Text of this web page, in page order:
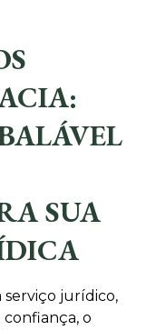
SUA
serviço jurídico,
o